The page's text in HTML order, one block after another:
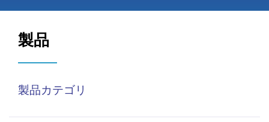
製品
製品カテゴリ